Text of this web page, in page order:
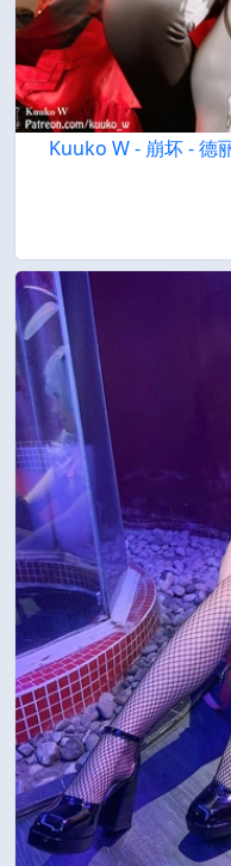
Kuuko W - 崩坏 - 德